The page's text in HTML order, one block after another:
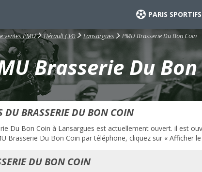
PARIS SPORTIFS
ventes PMU Hérault (34) Lansargues PMU Brasserie Du Bon Coin
Brasserie Du
DU BRASSERIE DU BON COIN
Du Bon Coin à Lansargues est actuellement ouvert. il est
Brasserie Du Bon Coin par téléphone, cliquez sur « Afficher
DU BON COIN